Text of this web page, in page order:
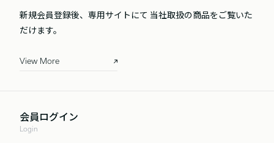
新規会員登録後、専用サイトにて 当社取扱の商品をご覧いた
だけます。
View More
会員ログイン
Login